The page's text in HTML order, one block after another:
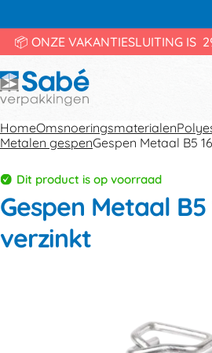
📦 ONZE VAKANTIESLUITING IS
HomeOmsnoeringsmaterialen
Metalen gespenGespen Metaal B5
Dit product is op voorraad
Gespen Metaal B5
verzinkt